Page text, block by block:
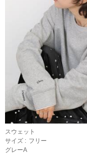
スウェット
サイズ : フリー
グレーA